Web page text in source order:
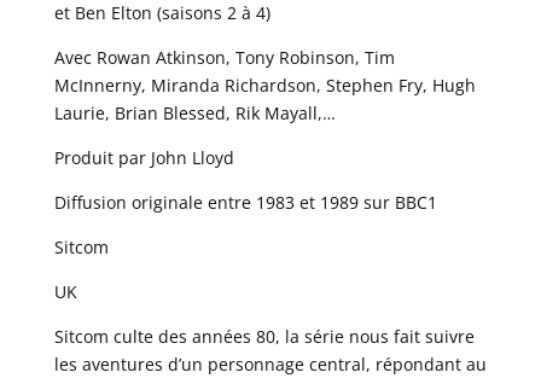
et Ben Elton (saisons 2 à 4)
Avec Rowan Atkinson, Tony Robinson, Tim
McInnerny, Miranda Richardson, Stephen Fry, Hugh
Laurie, Brian Blessed, Rik Mayall,…
Produit par John Lloyd
Diffusion originale entre 1983 et 1989 sur BBC1
Sitcom
UK
Sitcom culte des années 80, la série nous fait suivre
les aventures d’un personnage central, répondant au